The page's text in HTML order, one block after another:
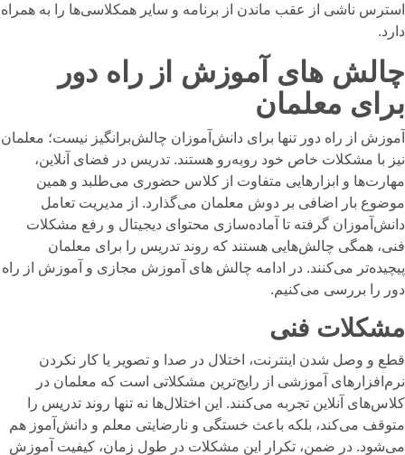
استرس ناشی از عقب ماندن از برنامه و سایر همکلاسی‌ها را به همراه
دارد.
چالش‌ های آموزش از راه دور
برای معلمان
آموزش از راه دور تنها برای دانش‌آموزان چالش‌برانگیز نیست؛ معلمان
نیز با مشکلات خاص خود روبه‌رو هستند. تدریس در فضای آنلاین،
مهارت‌ها و ابزارهایی متفاوت از کلاس حضوری می‌طلبد و همین
موضوع بار اضافی بر دوش معلمان می‌گذارد. از مدیریت تعامل
دانش‌آموزان گرفته تا آماده‌سازی محتوای دیجیتال و رفع مشکلات
فنی، همگی چالش‌هایی هستند که روند تدریس را برای معلمان
پیچیده‌تر می‌کنند. در ادامه چالش های آموزش مجازی و آموزش از راه
دور را بررسی می‌کنیم.
مشکلات فنی
قطع و وصل شدن اینترنت، اختلال در صدا و تصویر یا کار نکردن
نرم‌افزارهای آموزشی از رایج‌ترین مشکلاتی است که معلمان در
کلاس‌های آنلاین تجربه می‌کنند. این اختلال‌ها نه تنها روند تدریس را
متوقف می‌کند، بلکه باعث خستگی و نارضایتی معلم و دانش‌آموز هم
می‌شود. در ضمن، تکرار این مشکلات در طول زمان، کیفیت آموزش